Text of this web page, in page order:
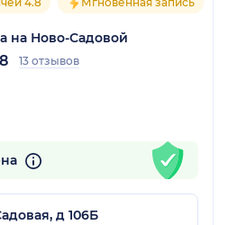
на Ново-Садовой
13 отзывов
д 106Б